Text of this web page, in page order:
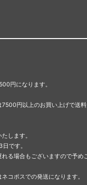
円になります。
円以上のお買い上げで送料
します。
です。
る場合もございますので予め
コポスでの発送になります。